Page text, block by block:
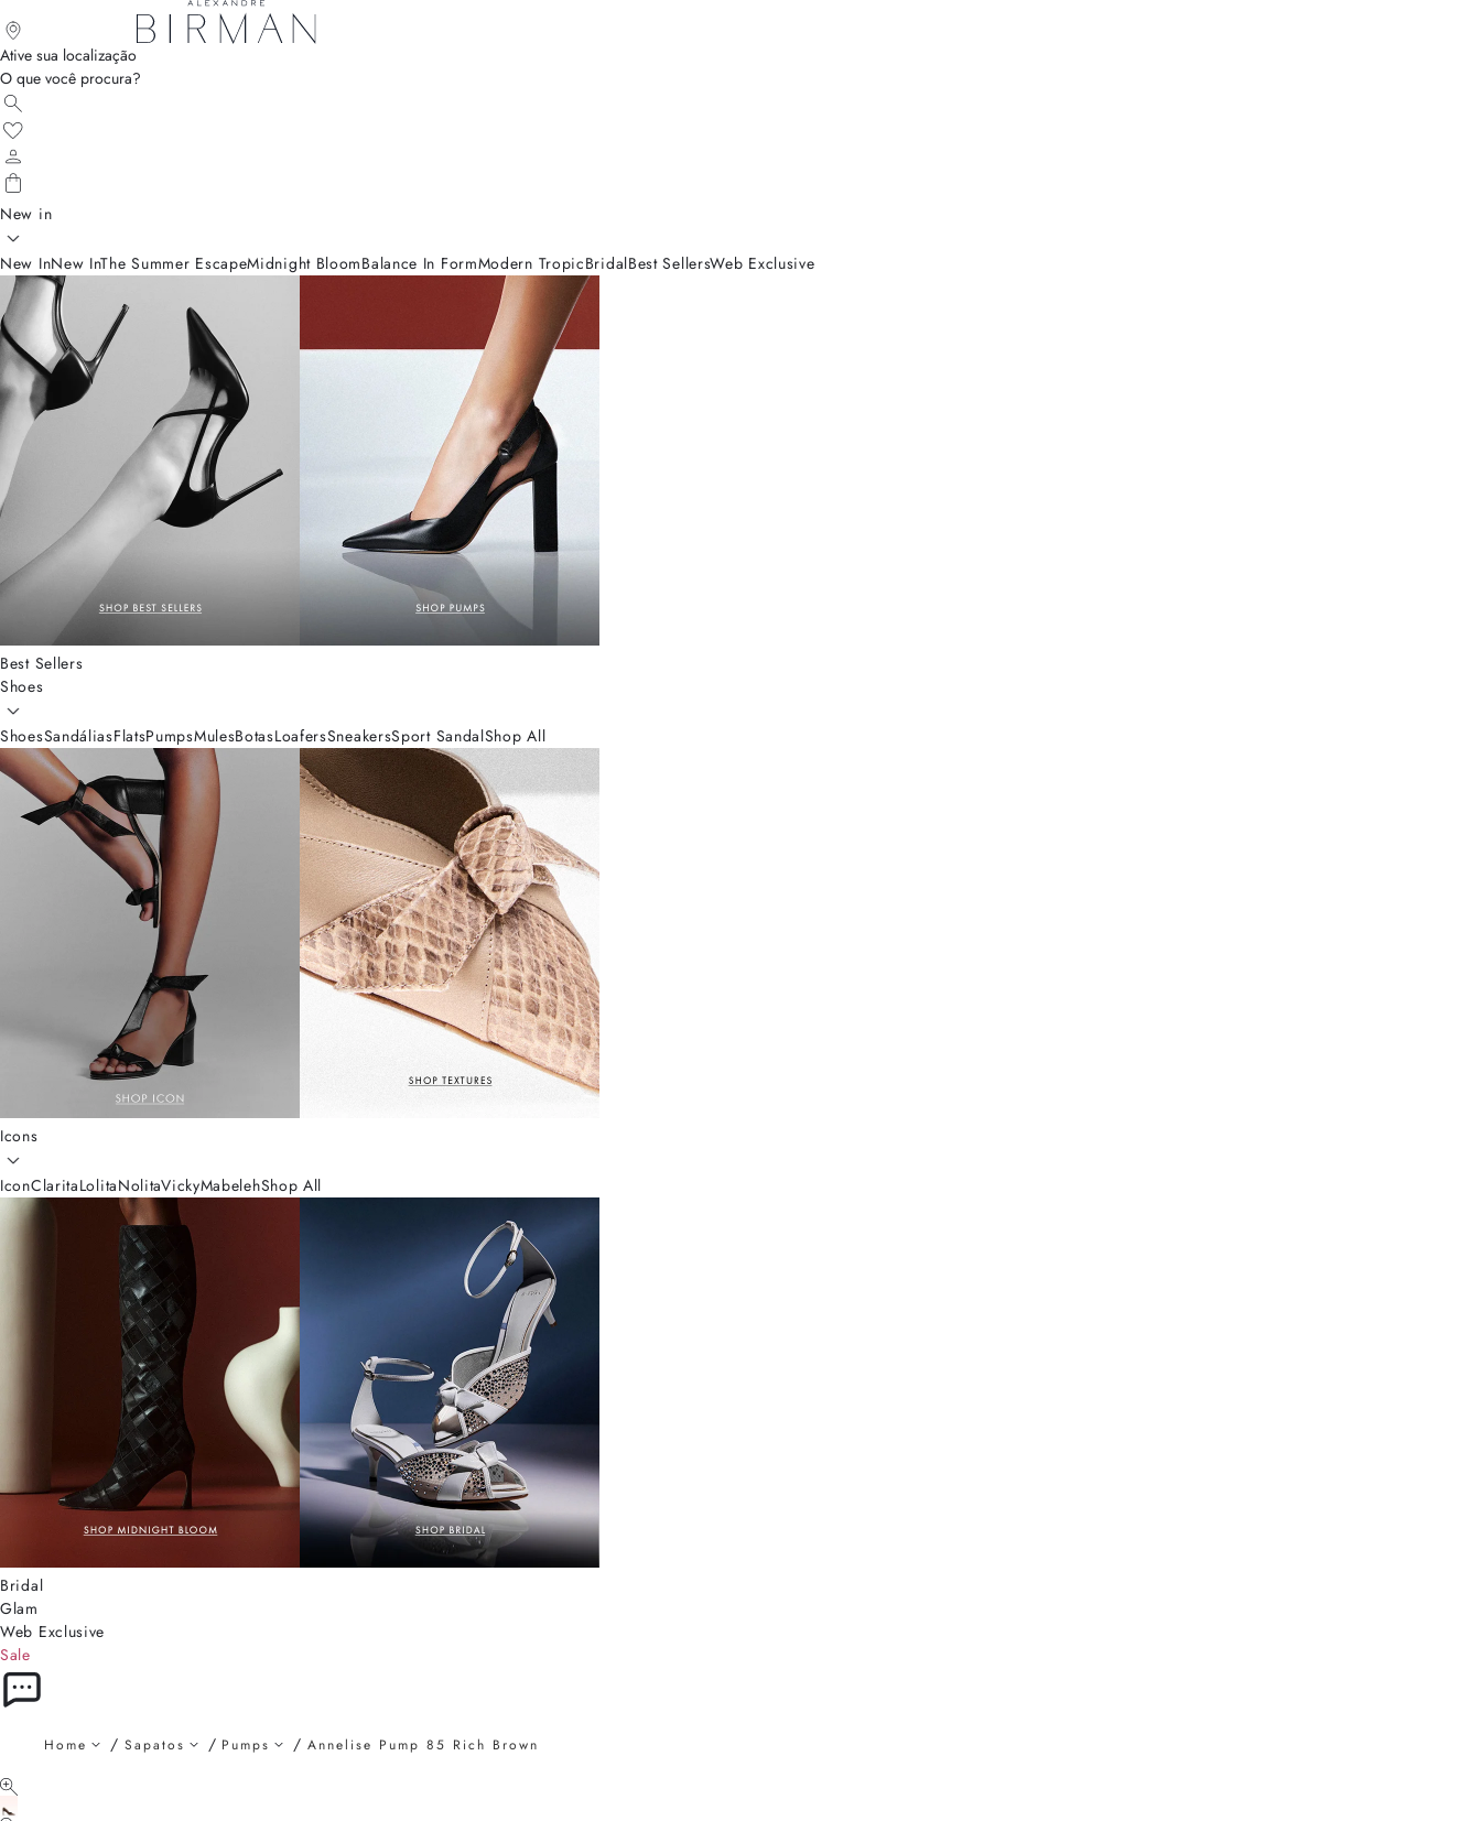
Ative sua localização
O que você procura?
New in
New InNew InThe Summer EscapeMidnight BloomBalance In FormModern TropicBridalBest SellersWeb Exclusive
Best Sellers
Shoes
ShoesSandáliasFlatsPumpsMulesBotasLoafersSneakersSport SandalShop All
Icons
IconClaritaLolitaNolitaVickyMabelehShop All
Bridal
Glam
Web Exclusive
Sale
Home Sapatos Pumps Annelise Pump 85 Rich Brown